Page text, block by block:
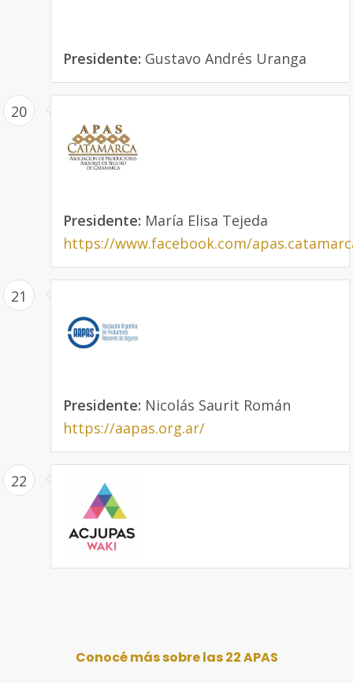
Presidente: Gustavo Andrés Uranga
20
Presidente: María Elisa Tejeda
https://www.facebook.com/
21
Presidente: Nicolás Saurit Román
https://aapas.org.ar/
22
Conocé más sobre las 22 APAS